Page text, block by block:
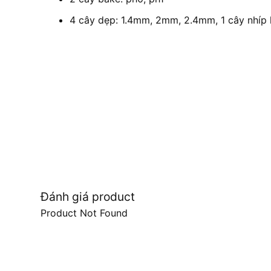
4 cây dẹp: 1.4mm, 2mm, 2.4mm, 1 cây nhíp
Đánh giá product
Product Not Found